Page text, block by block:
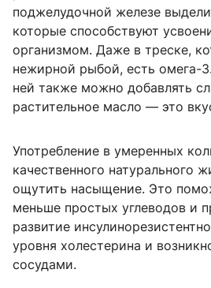
поджелудочной железе
которые способствуют
организмом. Даже в треске,
нежирной рыбой, есть омега-
ней также можно добавлять
растительное масло — это
Употребление в умеренных
качественного натурального
ощутить насыщение. Это
меньше простых углеводов и
развитие
уровня холестерина и
сосудами.